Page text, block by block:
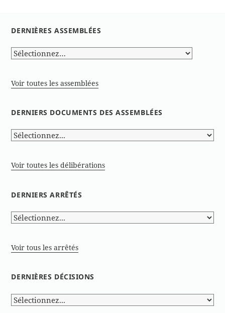
DERNIÈRES ASSEMBLÉES
Voir toutes les assemblées
DERNIERS DOCUMENTS DES ASSEMBLÉES
Voir toutes les délibérations
DERNIERS ARRÊTÉS
Voir tous les arrêtés
DERNIÈRES DÉCISIONS